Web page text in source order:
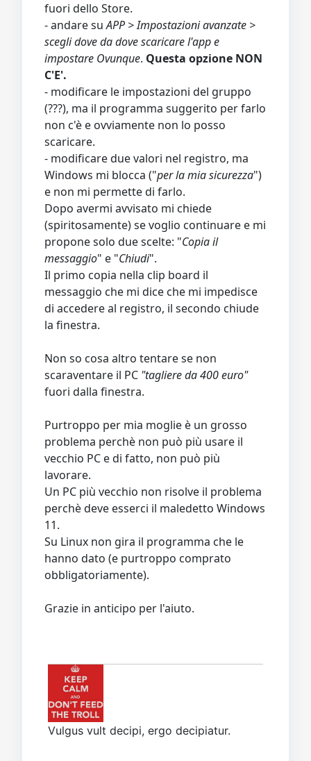
fuori dello Store.
- andare suAPP > Impostazioni avanzate >
scegli dove da dove scaricare l'app e
impostare Ovunque. Questa opzione NON
C'E'.
- modificare le impostazioni del gruppo
(???), ma il programma suggerito per farlo
non c'è e ovviamente non lo posso
scaricare.
- modificare due valori nel registro, ma
Windows mi blocca ("per la mia sicurezza")
e non mi permette di farlo.
Dopo avermi avvisato mi chiede
(spiritosamente) se voglio continuare e mi
propone solo due scelte: "Copia il
messaggio" e "Chiudi".
Il primo copia nella clip board il
messaggio che mi dice che mi impedisce
di accedere al registro, il secondo chiude
la finestra.
Non so cosa altro tentare se non
scaraventare il PC "tagliere da 400 euro"
fuori dalla finestra.
Purtroppo per mia moglie è un grosso
problema perchè non può più usare il
vecchio PC e di fatto, non può più
lavorare.
Un PC più vecchio non risolve il problema
perchè deve esserci il maledetto Windows
11.
Su Linux non gira il programma che le
hanno dato (e purtroppo comprato
obbligatoriamente).
Grazie in anticipo per l'aiuto.
Vulgus vult decipi, ergo decipiatur.